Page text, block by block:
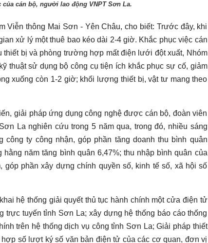
của cán bộ, người lao động VNPT Sơn La.
Viễn thông Mai Sơn - Yên Châu, cho biết: Trước đây, khi
xử lý một thuê bao kéo dài 2-4 giờ. Khắc phục việc cán
thiết bị và phòng trường hợp mất điện lưới đột xuất, Nhóm
thuật sử dụng bộ công cụ tiện ích khắc phục sự cố, giảm
xuống còn 1-2 giờ; khối lượng thiết bị, vật tư mang theo
giải pháp ứng dụng công nghệ được cán bộ, đoàn viên
La nghiên cứu trong 5 năm qua, trong đó, nhiều sáng
công ty công nhận, góp phần tăng doanh thu bình quân
hằng năm tăng bình quân 6,47%; thu nhập bình quân của
góp phần xây dựng chính quyền số, kinh tế số, xã hội số
hệ thống giải quyết thủ tục hành chính một cửa điện tử
trực tuyến tỉnh Sơn La; xây dựng hệ thống báo cáo thống
trên hệ thống dịch vụ công tỉnh Sơn La; Giải pháp thiết
số lượt ký số văn bản điện tử của các cơ quan, đơn vị